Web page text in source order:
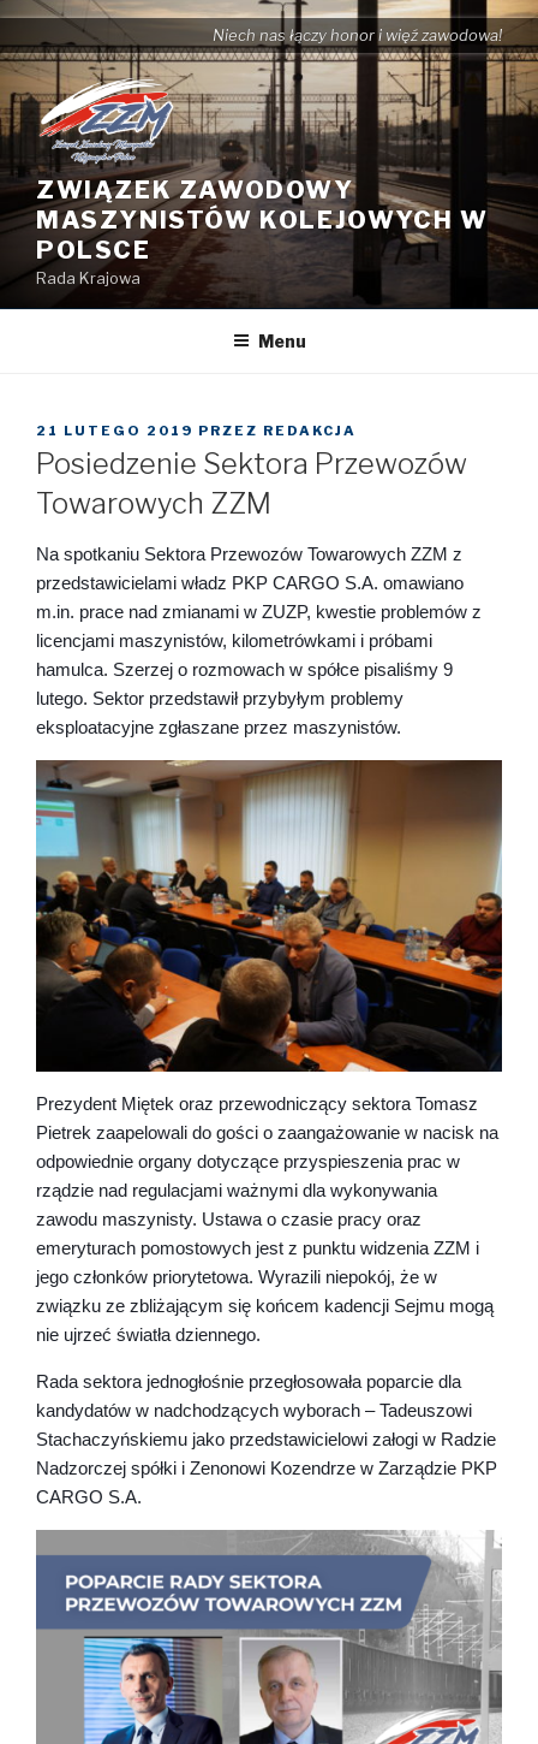
Przejdź
do
treści
Niech nas łączy honor i więź zawodowa!
ZWIĄZEK ZAWODOWY
MASZYNISTÓW KOLEJOWYCH W
POLSCE
Rada Krajowa
Menu
OPUBLIKOWANE
W
21 LUTEGO 2019 PRZEZ REDAKCJA
Posiedzenie Sektora Przewozów
Towarowych ZZM
Na spotkaniu Sektora Przewozów Towarowych ZZM z
przedstawicielami władz PKP CARGO S.A. omawiano
m.in. prace nad zmianami w ZUZP, kwestie problemów z
licencjami maszynistów, kilometrówkami i próbami
hamulca. Szerzej o rozmowach w spółce pisaliśmy 9
lutego. Sektor przedstawił przybyłym problemy
eksploatacyjne zgłaszane przez maszynistów.
Prezydent Miętek oraz przewodniczący sektora Tomasz
Pietrek zaapelowali do gości o zaangażowanie w nacisk na
odpowiednie organy dotyczące przyspieszenia prac w
rządzie nad regulacjami ważnymi dla wykonywania
zawodu maszynisty. Ustawa o czasie pracy oraz
emeryturach pomostowych jest z punktu widzenia ZZM i
jego członków priorytetowa. Wyrazili niepokój, że w
związku ze zbliżającym się końcem kadencji Sejmu mogą
nie ujrzeć światła dziennego.
Rada sektora jednogłośnie przegłosowała poparcie dla
kandydatów w nadchodzących wyborach – Tadeuszowi
Stachaczyńskiemu jako przedstawicielowi załogi w Radzie
Nadzorczej spółki i Zenonowi Kozendrze w Zarządzie PKP
CARGO S.A.